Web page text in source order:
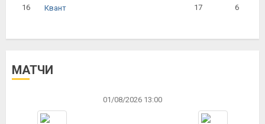
16 Квант 17 6
МАТЧИ
01/08/2026 13:00